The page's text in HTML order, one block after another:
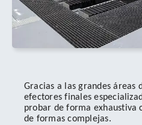
Gracias a las grandes áreas
efectores finales
probar de forma exhaustiva
de formas complejas.